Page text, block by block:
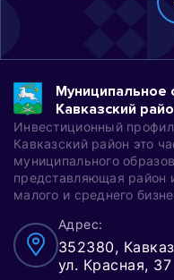
Муниципальное
Кавказский
Инвестиционный
Кавказский район это
муниципального
представляющая район
малого и среднего
Адрес:
352380,
ул. Красная, 37